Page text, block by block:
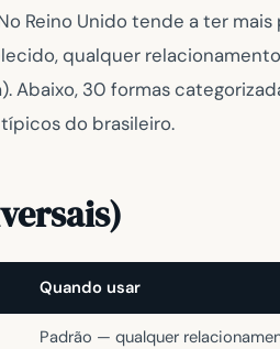
Reino Unido tende a ter mais
qualquer
Abaixo, 30 formas
do brasileiro.
Quando usar
Padrão — qualquer